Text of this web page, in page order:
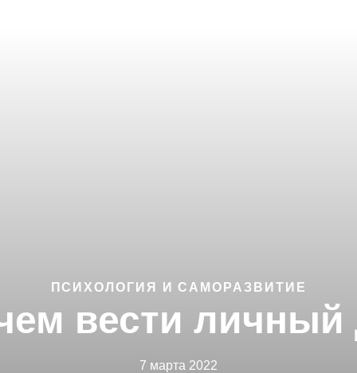
ПСИХОЛОГИЯ И САМОРАЗВИТИЕ
вести личный
7 марта 2022